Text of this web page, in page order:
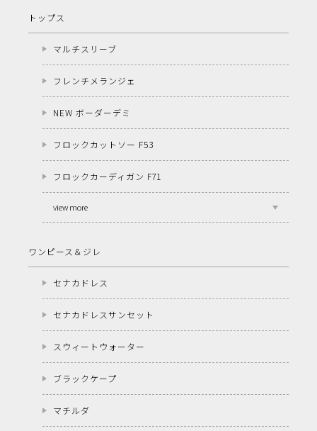
トップス
マルチスリーブ
フレンチメランジェ
NEW ボーダーデミ
フロックカットソー F53
フロックカーディガン F71
view more
ワンピース＆ジレ
セナカドレス
セナカドレスサンセット
スウィートウォーター
ブラックケープ
マチルダ